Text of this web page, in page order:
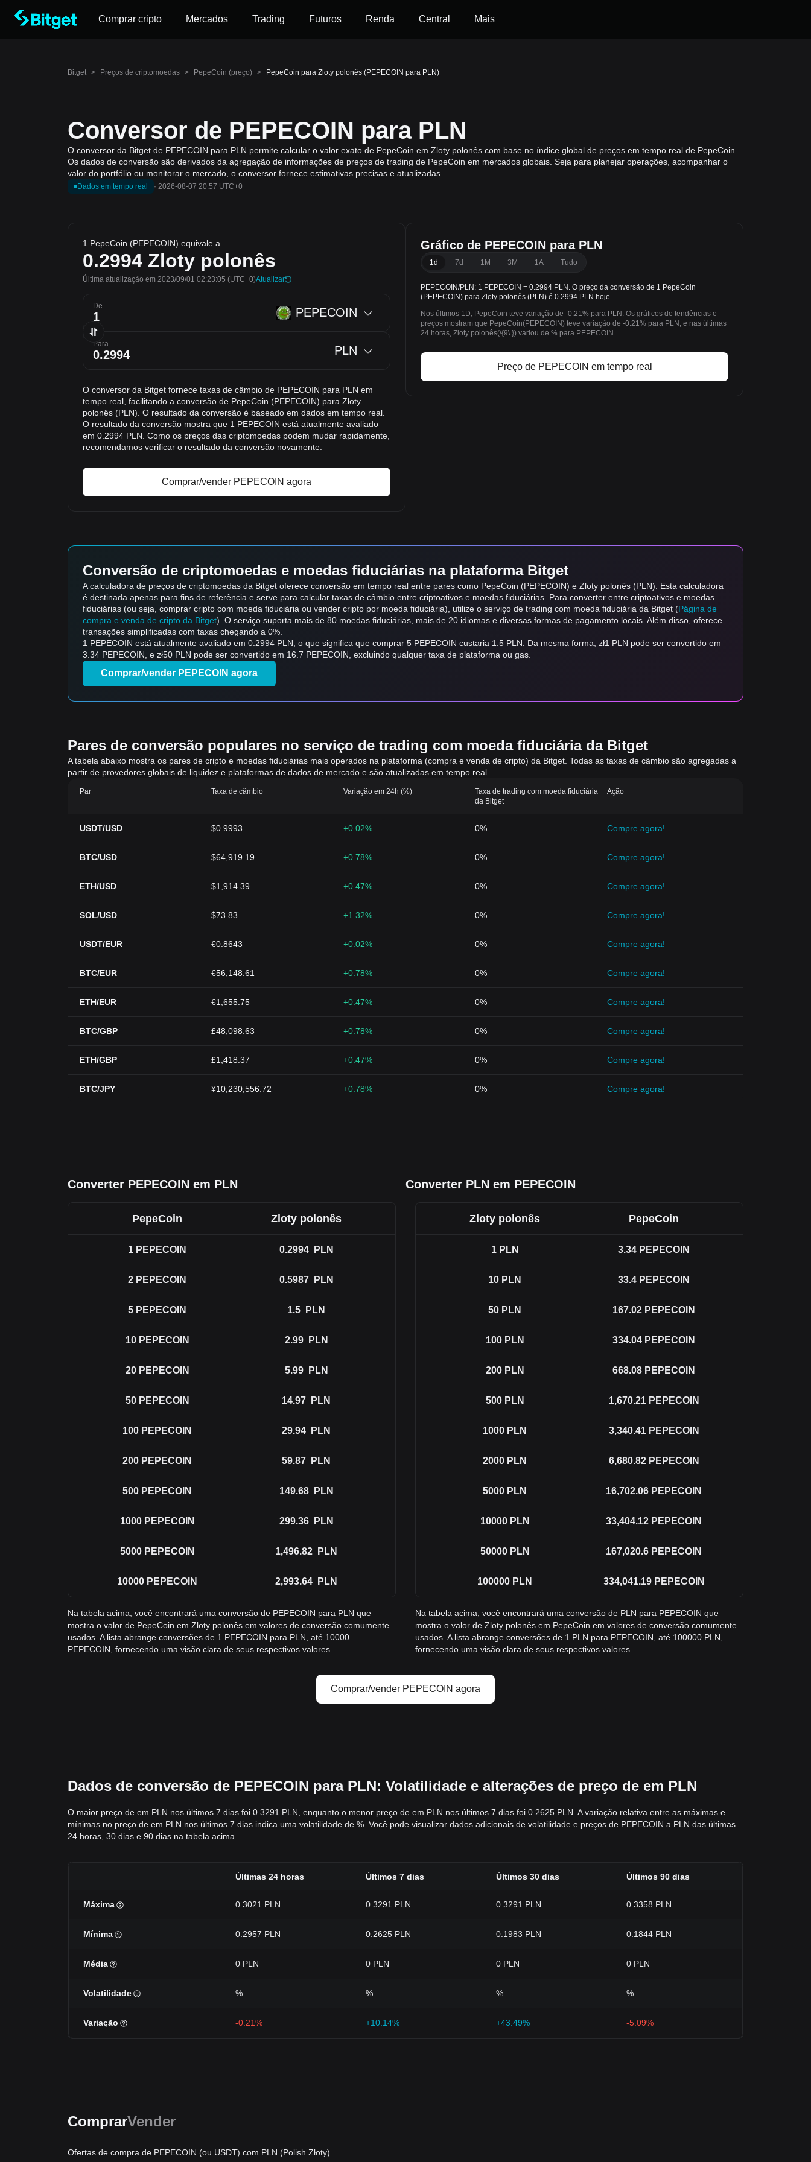
Comprar cripto Mercados Trading Futuros Renda Central Mais
Bitget > Preços de criptomoedas > PepeCoin (preço) > PepeCoin para Zloty polonês (PEPECOIN para PLN)
Conversor de PEPECOIN para PLN
O conversor da Bitget de PEPECOIN para PLN permite calcular o valor exato de PepeCoin em Zloty polonês com base no índice global de preços em tempo real de PepeCoin.
Os dados de conversão são derivados da agregação de informações de preços de trading de PepeCoin em mercados globais. Seja para planejar operações, acompanhar o
valor do portfólio ou monitorar o mercado, o conversor fornece estimativas precisas e atualizadas.
Dados em tempo real · 2026-08-07 20:57 UTC+0
1 PepeCoin (PEPECOIN) equivale a
0.2994 Zloty polonês
Última atualização em 2023/09/01 02:23:05 (UTC+0)Atualizar
De PEPECOIN
Para PLN
O conversor da Bitget fornece taxas de câmbio de PEPECOIN para PLN em
tempo real, facilitando a conversão de PepeCoin (PEPECOIN) para Zloty
polonês (PLN). O resultado da conversão é baseado em dados em tempo real.
O resultado da conversão mostra que 1 PEPECOIN está atualmente avaliado
em 0.2994 PLN. Como os preços das criptomoedas podem mudar rapidamente,
recomendamos verificar o resultado da conversão novamente.
Comprar/vender PEPECOIN agora
Gráfico de PEPECOIN para PLN
1d 7d 1M 3M 1A Tudo
PEPECOIN/PLN: 1 PEPECOIN = 0.2994 PLN. O preço da conversão de 1 PepeCoin
(PEPECOIN) para Zloty polonês (PLN) é 0.2994 PLN hoje.
Nos últimos 1D, PepeCoin teve variação de -0.21% para PLN. Os gráficos de tendências e
preços mostram que PepeCoin(PEPECOIN) teve variação de -0.21% para PLN, e nas últimas
24 horas, Zloty polonês(\{9\ }) variou de % para PEPECOIN.
Preço de PEPECOIN em tempo real
Conversão de criptomoedas e moedas fiduciárias na plataforma Bitget
A calculadora de preços de criptomoedas da Bitget oferece conversão em tempo real entre pares como PepeCoin (PEPECOIN) e Zloty polonês (PLN). Esta calculadora
é destinada apenas para fins de referência e serve para calcular taxas de câmbio entre criptoativos e moedas fiduciárias. Para converter entre criptoativos e moedas
fiduciárias (ou seja, comprar cripto com moeda fiduciária ou vender cripto por moeda fiduciária), utilize o serviço de trading com moeda fiduciária da Bitget (Página de
compra e venda de cripto da Bitget). O serviço suporta mais de 80 moedas fiduciárias, mais de 20 idiomas e diversas formas de pagamento locais. Além disso, oferece
transações simplificadas com taxas chegando a 0%.
1 PEPECOIN está atualmente avaliado em 0.2994 PLN, o que significa que comprar 5 PEPECOIN custaria 1.5 PLN. Da mesma forma, zł1 PLN pode ser convertido em
3.34 PEPECOIN, e zł50 PLN pode ser convertido em 16.7 PEPECOIN, excluindo qualquer taxa de plataforma ou gas.
Comprar/vender PEPECOIN agora
Pares de conversão populares no serviço de trading com moeda fiduciária da Bitget
A tabela abaixo mostra os pares de cripto e moedas fiduciárias mais operados na plataforma (compra e venda de cripto) da Bitget. Todas as taxas de câmbio são agregadas a
partir de provedores globais de liquidez e plataformas de dados de mercado e são atualizadas em tempo real.
Par Taxa de câmbio Variação em 24h (%)
Taxa de trading com moeda fiduciária
da Bitget
Ação
USDT/USD $0.9993 +0.02% 0% Compre agora!
BTC/USD $64,919.19 +0.78% 0% Compre agora!
ETH/USD $1,914.39 +0.47% 0% Compre agora!
SOL/USD $73.83 +1.32% 0% Compre agora!
USDT/EUR €0.8643 +0.02% 0% Compre agora!
BTC/EUR €56,148.61 +0.78% 0% Compre agora!
ETH/EUR €1,655.75 +0.47% 0% Compre agora!
BTC/GBP £48,098.63 +0.78% 0% Compre agora!
ETH/GBP £1,418.37 +0.47% 0% Compre agora!
BTC/JPY ¥10,230,556.72 +0.78% 0% Compre agora!
Converter PEPECOIN em PLN Converter PLN em PEPECOIN
PepeCoin Zloty polonês
1 PEPECOIN 0.2994 PLN
2 PEPECOIN 0.5987 PLN
5 PEPECOIN 1.5 PLN
10 PEPECOIN 2.99 PLN
20 PEPECOIN 5.99 PLN
50 PEPECOIN 14.97 PLN
100 PEPECOIN 29.94 PLN
200 PEPECOIN 59.87 PLN
500 PEPECOIN 149.68 PLN
1000 PEPECOIN 299.36 PLN
5000 PEPECOIN 1,496.82 PLN
10000 PEPECOIN 2,993.64 PLN
Na tabela acima, você encontrará uma conversão de PEPECOIN para PLN que
mostra o valor de PepeCoin em Zloty polonês em valores de conversão comumente
usados. A lista abrange conversões de 1 PEPECOIN para PLN, até 10000
PEPECOIN, fornecendo uma visão clara de seus respectivos valores.
Zloty polonês PepeCoin
1 PLN 3.34 PEPECOIN
10 PLN 33.4 PEPECOIN
50 PLN 167.02 PEPECOIN
100 PLN 334.04 PEPECOIN
200 PLN 668.08 PEPECOIN
500 PLN 1,670.21 PEPECOIN
1000 PLN 3,340.41 PEPECOIN
2000 PLN 6,680.82 PEPECOIN
5000 PLN 16,702.06 PEPECOIN
10000 PLN 33,404.12 PEPECOIN
50000 PLN 167,020.6 PEPECOIN
100000 PLN 334,041.19 PEPECOIN
Na tabela acima, você encontrará uma conversão de PLN para PEPECOIN que
mostra o valor de Zloty polonês em PepeCoin em valores de conversão comumente
usados. A lista abrange conversões de 1 PLN para PEPECOIN, até 100000 PLN,
fornecendo uma visão clara de seus respectivos valores.
Comprar/vender PEPECOIN agora
Dados de conversão de PEPECOIN para PLN: Volatilidade e alterações de preço de em PLN
O maior preço de em PLN nos últimos 7 dias foi 0.3291 PLN, enquanto o menor preço de em PLN nos últimos 7 dias foi 0.2625 PLN. A variação relativa entre as máximas e
mínimas no preço de em PLN nos últimos 7 dias indica uma volatilidade de %. Você pode visualizar dados adicionais de volatilidade e preços de PEPECOIN a PLN das últimas
24 horas, 30 dias e 90 dias na tabela acima.
Últimas 24 horas Últimos 7 dias Últimos 30 dias Últimos 90 dias
Máxima 0.3021 PLN 0.3291 PLN 0.3291 PLN 0.3358 PLN
Mínima 0.2957 PLN 0.2625 PLN 0.1983 PLN 0.1844 PLN
Média 0 PLN 0 PLN 0 PLN 0 PLN
Volatilidade % % % %
Variação -0.21% +10.14% +43.49% -5.09%
ComprarVender
Ofertas de compra de PEPECOIN (ou USDT) com PLN (Polish Złoty)